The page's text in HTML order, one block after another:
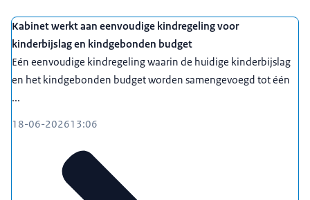
Kabinet werkt aan eenvoudige kindregeling voor
kinderbijslag en kindgebonden budget
Eén eenvoudige kindregeling waarin de huidige kinderbijslag
en het kindgebonden budget worden samengevoegd tot één
...
18-06-202613:06